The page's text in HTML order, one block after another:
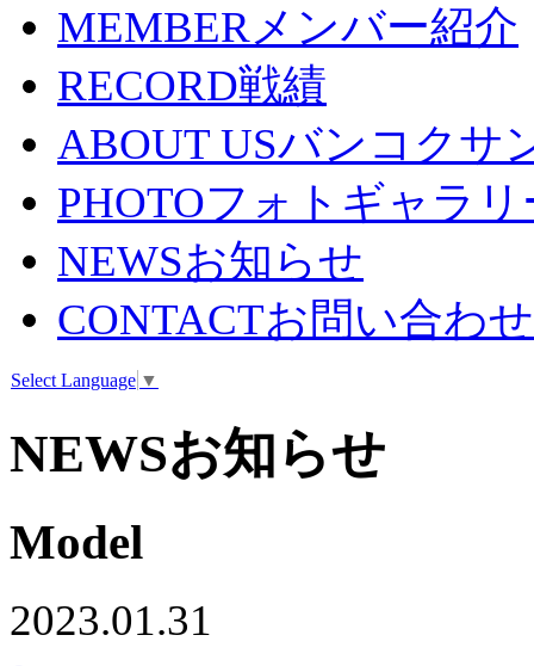
MEMBERメンバー紹介
RECORD戦績
ABOUT USバンコクサ
PHOTOフォトギャラリ
NEWSお知らせ
CONTACTお問い合わせ
Select Language ▼
NEWSお知らせ
Model
2023.01.31